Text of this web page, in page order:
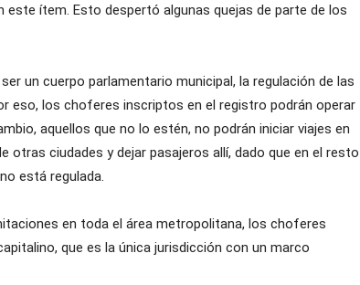
ítem. Esto despertó algunas quejas de parte de los
un cuerpo parlamentario municipal, la regulación de las
eso, los choferes inscriptos en el registro podrán operar
aquellos que no lo estén, no podrán iniciar viajes en
otras ciudades y dejar pasajeros allí, dado que en el resto
está regulada.
en toda el área metropolitana, los choferes
que es la única jurisdicción con un marco